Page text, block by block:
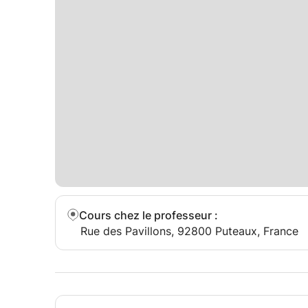
Cours chez le professeur :
Rue des Pavillons, 92800 Puteaux, France